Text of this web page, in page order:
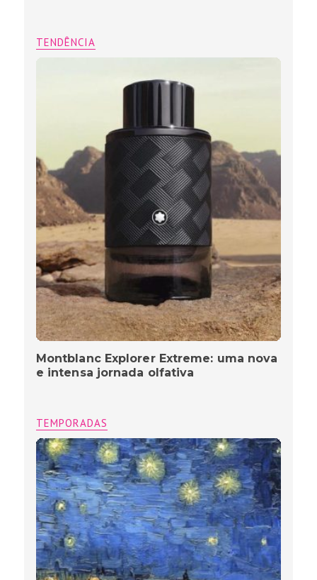
TENDÊNCIA
Montblanc Explorer Extreme: uma nova
e intensa jornada olfativa
TEMPORADAS